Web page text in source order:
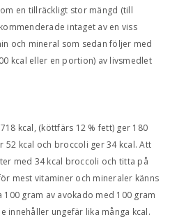
en tillräckligt stor mängd (till
intaget av en viss
och mineral som sedan följer med
kcal eller en portion) av livsmedlet
kcal, (köttfärs 12 % fett) ger 180
52 kcal och broccoli ger 34 kcal. Att
med 34 kcal broccoli och titta på
mest vitaminer och mineraler känns
gram av avokado med 100 gram
innehåller ungefär lika många kcal.